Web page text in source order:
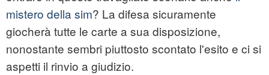
mistero della sim? La difesa sicuramente
giocherà tutte le carte a sua disposizione,
nonostante sembri piuttosto scontato l'esito e ci si
aspetti il rinvio a giudizio.